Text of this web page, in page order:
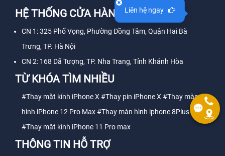
HỆ THỐNG CỬA HÀNG
CN 1: 325 Phố Vọng, Phường Đồng Tâm, Quận Hai Bà
Trưng, TP. Hà Nội
CN 2: 168 Dã Tượng, TP. Nha Trang, Tỉnh Khánh Hòa
TỪ KHÓA TÌM NHIỀU
#Thay mặt kính iPhone X #Thay pin iPhone X #Thay màn
hình iPhone 12 Pro Max#Thay màn hình iphone 8Plus
#Thay mặt kính iPhone 11 Pro max
THÔNG TIN HỖ TRỢ
Liên hệ ngay